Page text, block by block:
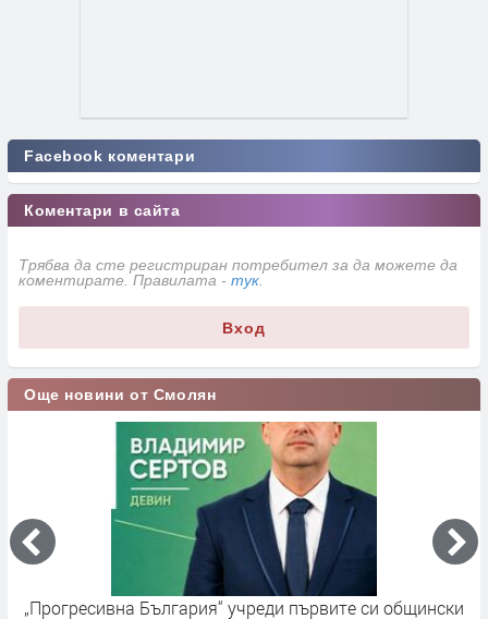
Facebook коментари
Коментари в сайта
Трябва да сте регистриран потребител за да можете да
коментирате. Правилата - тук
Вход
Още новини от Смолян
„Прогресивна България“ учреди първите си общински